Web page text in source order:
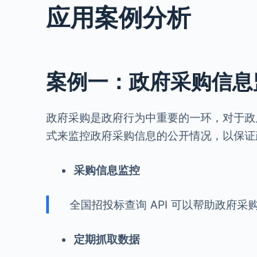
应用案例分析
案例一：政府采购信
政府采购是政府行为中重要的一环，对于
式来监控政府采购信息的公开情况，以保证
采购信息监控
全国招投标查询 API 可以帮助政府采
定期抓取数据